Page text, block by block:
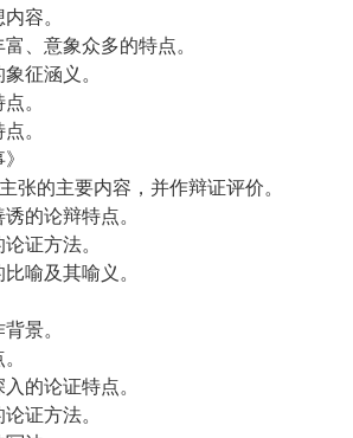
容。
意象众多的特点。
征涵义。
。
。
的主要内容，并作辩证评价。
的论辩特点。
证方法。
喻及其喻义。
景。
的论证特点。
证方法。